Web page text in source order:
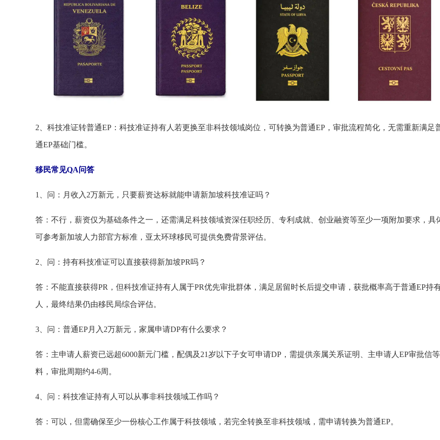
2、科技准证转普通EP：科技准证持有人若更换至非科技领域岗位，可转换为普通EP，审批流程简化，无需重新满足
通EP基础门槛。
移民常见QA问答
1、问：月收入2万新元，只要薪资达标就能申请新加坡科技准证吗？
答：不行，薪资仅为基础条件之一，还需满足科技领域资深任职经历、专利成就、创业融资等至少一项附加要求，具
可参考新加坡人力部官方标准，亚太环球移民可提供免费背景评估。
2、问：持有科技准证可以直接获得新加坡PR吗？
答：不能直接获得PR，但科技准证持有人属于PR优先审批群体，满足居留时长后提交申请，获批概率高于普通EP持
人，最终结果仍由移民局综合评估。
3、问：普通EP月入2万新元，家属申请DP有什么要求？
答：主申请人薪资已远超6000新元门槛，配偶及21岁以下子女可申请DP，需提供亲属关系证明、主申请人EP审批信
料，审批周期约4-6周。
4、问：科技准证持有人可以从事非科技领域工作吗？
答：可以，但需确保至少一份核心工作属于科技领域，若完全转换至非科技领域，需申请转换为普通EP。